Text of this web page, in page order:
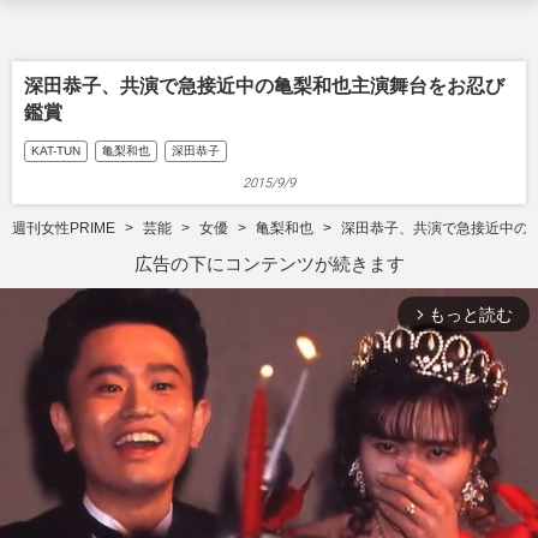
深田恭子、共演で急接近中の亀梨和也主演舞台をお忍び
鑑賞
KAT-TUN 亀梨和也 深田恭子
2015/9/9
週刊女性PRIME 芸能 女優 亀梨和也 深田恭子、共演で急接近中の
広告の下にコンテンツが続きます
arrow_forward_ios もっと読む